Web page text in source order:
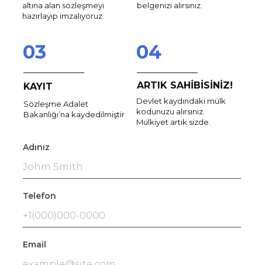
altına alan sözleşmeyi
hazırlayıp imzalıyoruz.
belgenizi alırsınız.
03
KAYIT
Sözleşme Adalet
Bakanlığı’na kaydedilmiştir
04
ARTIK SAHİBİSİNİZ!
Devlet kaydındaki mülk
kodunuzu alırsınız.
Mülkiyet artık sizde.
Adınız
Telefon
Email